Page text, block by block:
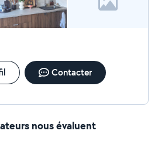
Contacter
nous évaluent